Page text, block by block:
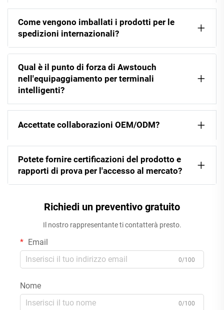
Come vengono imballati i prodotti per le
spedizioni internazionali?
Qual è il punto di forza di Awstouch
nell'equipaggiamento per terminali
intelligenti?
Accettate collaborazioni OEM/ODM?
Potete fornire certificazioni del prodotto e
rapporti di prova per l'accesso al mercato?
Richiedi un preventivo gratuito
Il nostro rappresentante ti contatterà presto.
Email
0/100
Nome
0/100